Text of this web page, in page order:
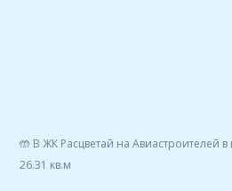
🤲 В ЖК Расцветай на Авиастроителей
26.31 кв.м